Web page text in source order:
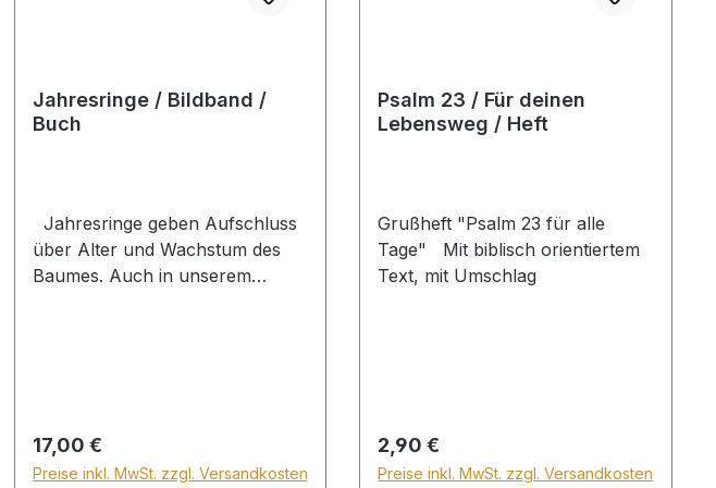
5 Sternen
Jahresringe / Bildband /
Buch
Jahresringe geben Aufschluss
über Alter und Wachstum des
Baumes. Auch in unserem
Regulärer Preis:
17,00 €
Preise inkl. MwSt. zzgl. Versandkosten
Psalm 23 / Für deinen
Lebensweg / Heft
Grußheft "Psalm 23 für alle
Tage" Mit biblisch orientiertem
Text, mit Umschlag
Regulärer Preis:
2,90 €
Preise inkl. MwSt. zzgl. Versandkosten